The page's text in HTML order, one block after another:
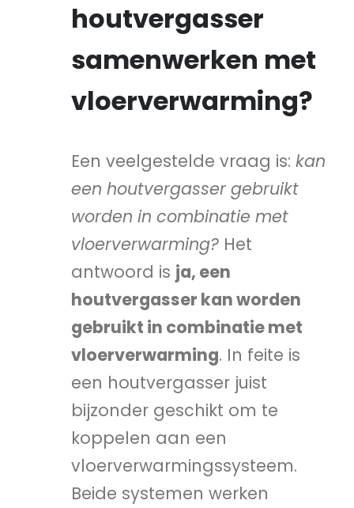
houtvergasser
samenwerken met
vloerverwarming?
Een veelgestelde vraag is: kan
een houtvergasser gebruikt
worden in combinatie met
vloerverwarming? Het
antwoord is ja, een
houtvergasser kan worden
gebruikt in combinatie met
vloerverwarming. In feite is
een houtvergasser juist
bijzonder geschikt om te
koppelen aan een
vloerverwarmingssysteem.
Beide systemen werken